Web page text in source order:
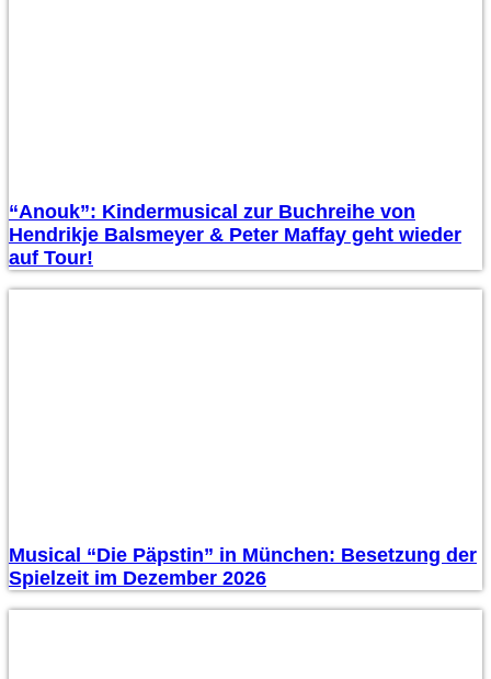
“Anouk”: Kindermusical zur Buchreihe von
Hendrikje Balsmeyer & Peter Maffay geht wieder
auf Tour!
Musical “Die Päpstin” in München: Besetzung der
Spielzeit im Dezember 2026